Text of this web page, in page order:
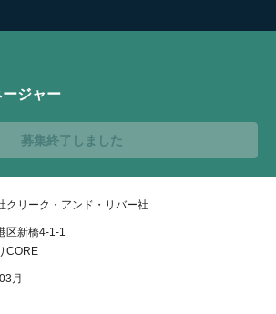
ジャー
募集終了しました
クリーク・アンド・リバー社
区新橋4-1-1
CORE
月